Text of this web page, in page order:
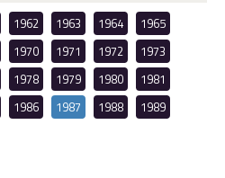
1962 1963 1964
1965
1970 1971 1972
1973
1978 1979 1980
1981
1986 1987 1988
1989